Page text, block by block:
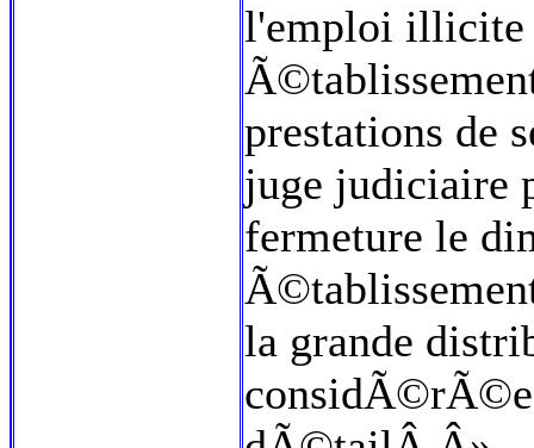
l'emploi illicite
prestations de
juge judiciaire
fermeture le
la grande
considÃ©rÃ©e